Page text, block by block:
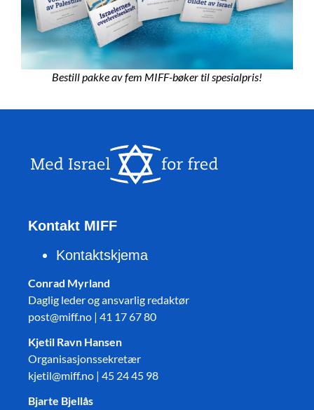
Bestill pakke av fem MIFF-bøker til spesialpris!
Kontakt MIFF
Kontaktskjema
Conrad Myrland
Daglig leder og ansvarlig redaktør
post@miff.no | 41 17 67 80
Kjetil Ravn Hansen
Organisasjonssekretær
kjetil@miff.no | 45 24 45 98
Bjarte Bjellås